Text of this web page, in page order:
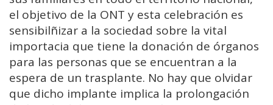
el objetivo de la ONT y esta celebración es
sensibilñizar a la sociedad sobre la vital
importacia que tiene la donación de órganos
para las personas que se encuentran a la
espera de un trasplante. No hay que olvidar
que dicho implante implica la prolongación